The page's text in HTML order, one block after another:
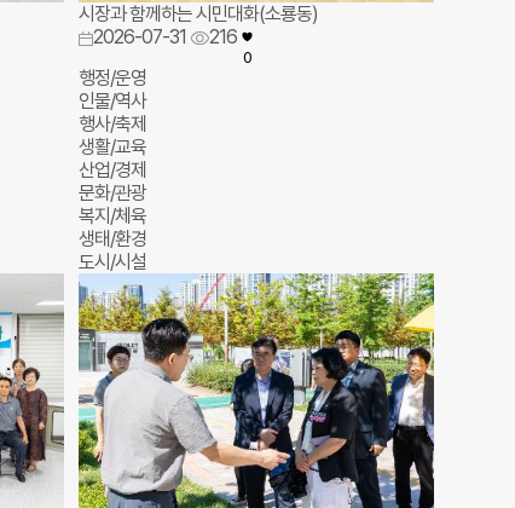
시장과 함께하는 시민대화(소룡동)
2026-07-31
216
0
행정/운영
인물/역사
행사/축제
생활/교육
산업/경제
문화/관광
복지/체육
생태/환경
도시/시설